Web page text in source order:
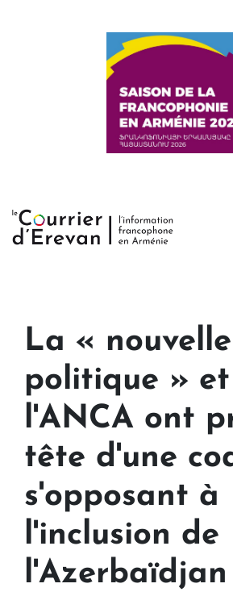
La « nouvelle
politique » et
l'ANCA ont
tête d'une
s'opposant à
l'inclusion de
l'Azerbaïdjan